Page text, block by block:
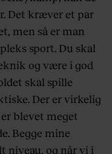
Det kræver et par
men så er man
sport. Du skal
og være i god
skal spille
Der er virkelig
blevet meget
Begge mine
niveau, og når vi i